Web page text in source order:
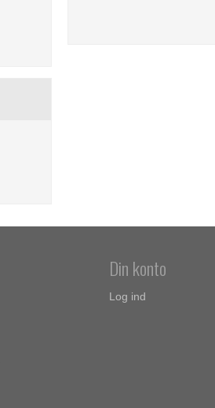
Din konto
Log ind